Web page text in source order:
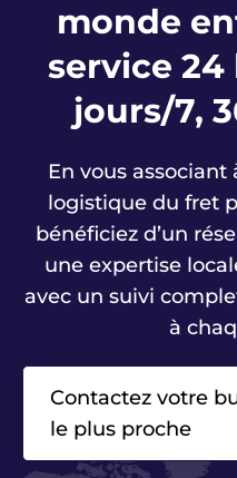
monde
service 24
jours/7,
En vous associant
logistique du fret
bénéficiez d’un
une expertise
avec un suivi
à
Contactez votre
le plus proche